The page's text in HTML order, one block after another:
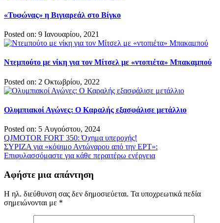
«Τυφώνας» η Βιγιαρεάλ στο Βίγκο
Posted on: 9 Ιανουαρίου, 2021
Ντεμπούτο με νίκη για τον Μίτσελ με «ντοπιέτα» Μπακαμπού
Posted on: 2 Οκτωβρίου, 2022
Ολυμπιακοί Αγώνες: Ο Καραλής εξασφάλισε μετάλλιο
Posted on: 5 Αυγούστου, 2024
Πλοήγηση
άρθρων
QJMOTOR FORT 350: Όχημα υπεροχής!
ΣΥΡΙΖΑ για «κόψιμο Αντώναρου από την ΕΡΤ»:
Επιφυλασσόμαστε για κάθε περαιτέρω ενέργεια
Αφήστε μια απάντηση
Η ηλ. διεύθυνση σας δεν δημοσιεύεται. Τα υποχρεωτικά πεδία
σημειώνονται με *